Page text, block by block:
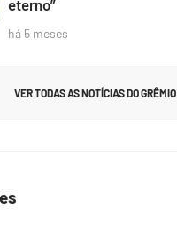
eterno”
há 5 meses
VER TODAS AS NOTÍCIAS DO GRÊMIO